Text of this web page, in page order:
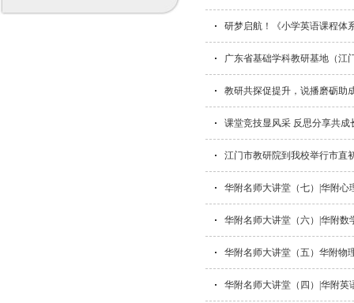
研梦启航！《小学英语课程体
广东省基础学科教研基地（江
教研共探促提升，说播磨砺助
课堂竞技显风采 反思分享共
江门市教研院到我校举行市直
华附名师大讲堂（七）|华附
华附名师大讲堂（六）|华附数
华附名师大讲堂（五）华附物
华附名师大讲堂（四）|华附英